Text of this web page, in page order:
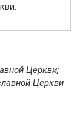
Церкви;
Церкви